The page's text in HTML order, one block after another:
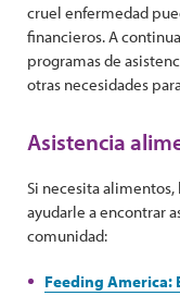
cruel enfermedad
financieros. A
programas de
otras necesidades
Asistencia
Si necesita
ayudarle a encontrar
comunidad:
Feeding America: